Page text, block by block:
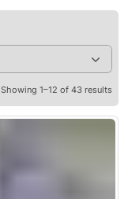
Showing 1–12 of 43 results